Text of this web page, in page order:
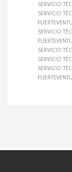
SERVICIO
SERVICIO
SERVICIO
SERVICIO
SERVICIO
SERVICIO